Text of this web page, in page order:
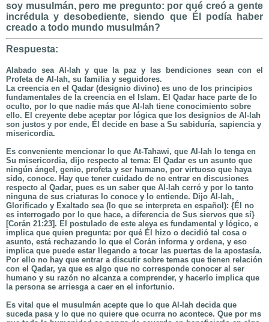
soy musulmán, pero me pregunto: por qué creó a gente
incrédula y desobediente, siendo que Él podía haber
creado a todo mundo musulmán?
Respuesta:
Alabado sea Al-lah y que la paz y las bendiciones sean con el
Profeta de Al-lah, su familia y seguidores.
La creencia en el Qadar (designio divino) es uno de los principios
fundamentales de la creencia en el Islam. El Qadar hace parte de lo
oculto, por lo que nadie más que Al-lah tiene conocimiento sobre
ello. El creyente debe aceptar por lógica que los designios de Al-lah
son justos y por ende, Él decide en base a Su sabiduría, sapiencia y
misericordia.
Es conveniente mencionar lo que At-Tahawi, que Al-lah lo tenga en
Su misericordia, dijo respecto al tema: El Qadar es un asunto que
ningún ángel, genio, profeta y ser humano, por virtuoso que haya
sido, conoce. Hay que tener cuidado de no entrar en discusiones
respecto al Qadar, pues es un saber que Al-lah cerró y por lo tanto
ninguna de sus criaturas lo conoce y lo entiende. Dijo Al-lah,
Glorificado y Exaltado sea (lo que se interpreta en español): {Él no
es interrogado por lo que hace, a diferencia de Sus siervos que sí}
[Corán 21:23]. El postulado de este aleya es fundamental y lógico, e
implica que quien pregunta: por qué Él hizo o decidió tal cosa o
asunto, está rechazando lo que el Corán informa y ordena, y eso
implica que puede estar llegando a tocar las puertas de la apostasía.
Por ello no hay que entrar a discutir sobre temas que tienen relación
con el Qadar, ya que es algo que no corresponde conocer al ser
humano y su razón no alcanza a comprender, y hacerlo implica que
la persona se arriesga a caer en el infortunio.
Es vital que el musulmán acepte que lo que Al-lah decida que
suceda pasa y lo que no quiere que ocurra no acontece. Que por ms